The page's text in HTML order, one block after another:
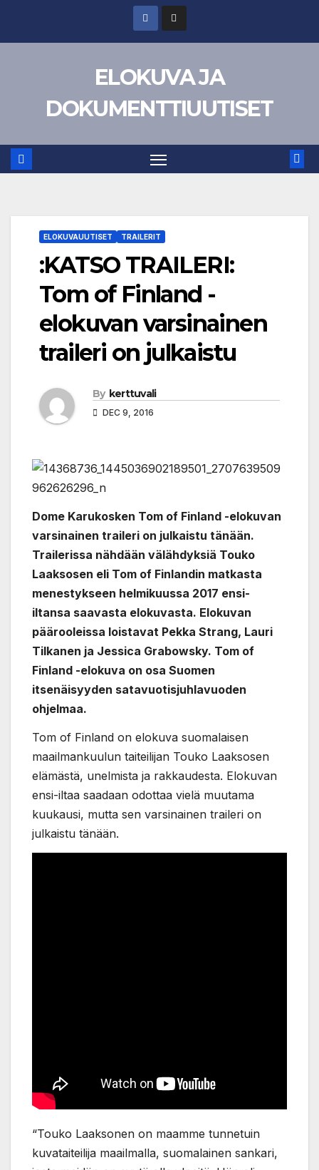
ELOKUVA JA
DOKUMENTTIUUTISET
ELOKUVAUUTISET TRAILERIT
:KATSO TRAILERI:
Tom of Finland -
elokuvan varsinainen
traileri on julkaistu
By kerttuvali
DEC 9, 2016
Dome Karukosken Tom of Finland -elokuvan
varsinainen traileri on julkaistu tänään.
Trailerissa nähdään välähdyksiä Touko
Laaksosen eli Tom of Finlandin matkasta
menestykseen helmikuussa 2017 ensi-
iltansa saavasta elokuvasta. Elokuvan
päärooleissa loistavat Pekka Strang, Lauri
Tilkanen ja Jessica Grabowsky. Tom of
Finland -elokuva on osa Suomen
itsenäisyyden satavuotisjuhlavuoden
ohjelmaa.
Tom of Finland on elokuva suomalaisen
maailmankuulun taiteilijan Touko Laaksosen
elämästä, unelmista ja rakkaudesta. Elokuvan
ensi-iltaa saadaan odottaa vielä muutama
kuukausi, mutta sen varsinainen traileri on
julkaistu tänään.
“Touko Laaksonen on maamme tunnetuin
kuvataiteilija maailmalla, suomalainen sankari,